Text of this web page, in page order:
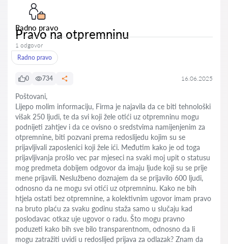
Radno pravo
Pravo na otpremninu
1 odgovor
Radno pravo
0 734 16.06.2025
Poštovani,
Lijepo molim informaciju, Firma je najavila da ce biti tehnološki
višak 250 ljudi, te da svi koji žele otići uz otpremninu mogu
podnijeti zahtjev i da ce ovisno o sredstvima namijenjenim za
otpremnine, biti pozvani prema redoslijedu kojim su se
prijavljivali zaposlenici koji žele ići. Međutim kako je od toga
prijavljivanja prošlo vec par mjeseci na svaki moj upit o statusu
mog predmeta dobijem odgovor da imaju ljude koji su se prije
mene prijavili. Neslužbeno doznajem da se prijavilo 600 ljudi,
odnosno da ne mogu svi otići uz otpremninu. Kako ne bih
htjela ostati bez otpremnine, a kolektivnim ugovor imam pravo
na bruto plaću za svaku godinu staža samo u slučaju kad
poslodavac otkaz uje ugovor o radu. Što mogu pravno
poduzeti kako bih sve bilo transparentnom, odnosno da li
mogu zatražiti uvidi u redoslijed prijava za odlazak? Znam da